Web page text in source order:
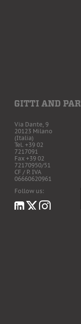
Via Dante, 9
20123 Milano
(Italia)
Tel. +39 02
7217091
Fax +39 02
72170950/51
CF / P. IVA
06660620961
Follow us: